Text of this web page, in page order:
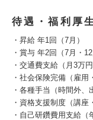
待遇・福利厚
・昇給 年1回（7月）
・賞与 年2回（7月・
・交通費支給（月3万円
・社会保険完備（雇用
・各種手当（時間外、
・資格支援制度（講座
・自己研鑽費用支給（